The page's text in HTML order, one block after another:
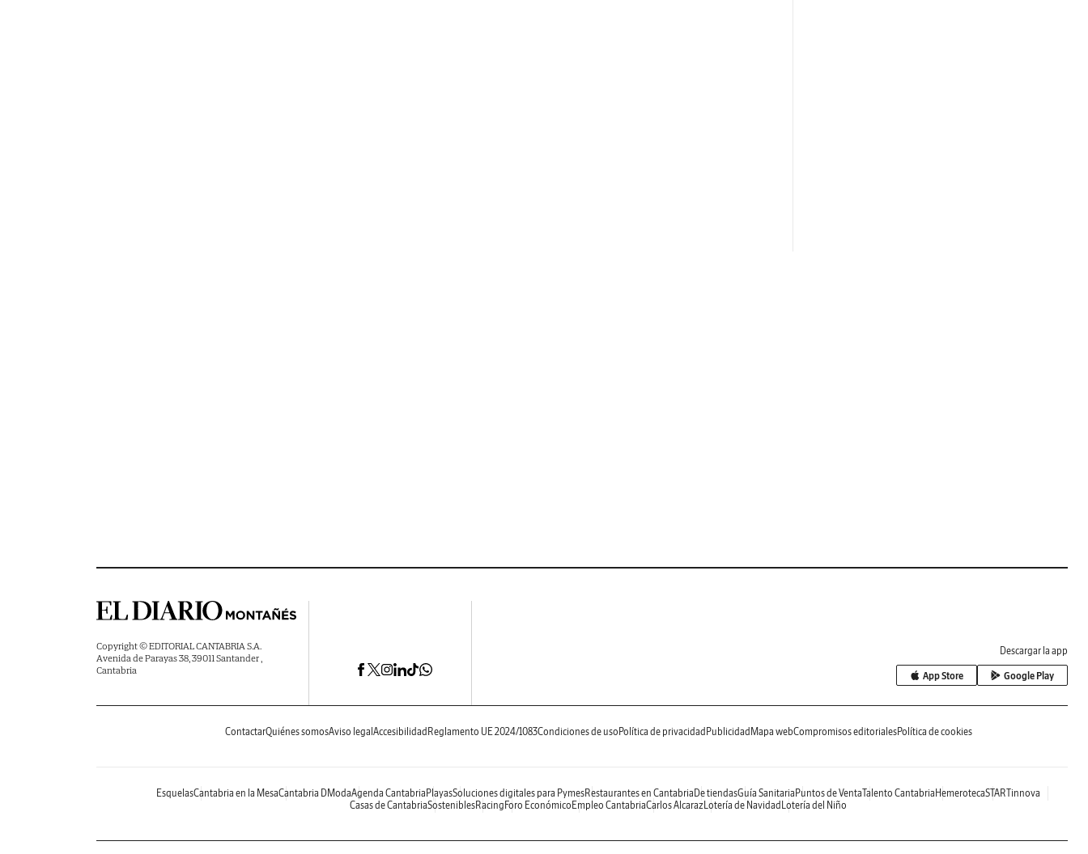
Copyright © EDITORIAL CANTABRIA S.A.
Avenida de Parayas 38, 39011 Santander ,
Cantabria
Descargar la app
App Store Google Play
ContactarQuiénes somosAviso legal Accesibilidad Reglamento UE 2024/1083Condiciones de uso Política de privacidad Publicidad Mapa webCompromisos editorialesPolítica de cookies
EsquelasCantabria en la MesaCantabria DModaAgenda Cantabria PlayasSoluciones digitales para PymesRestaurantes en Cantabria De tiendasGuía Sanitaria Puntos de VentaTalento Cantabria HemerotecaSTARTinnova
Casas de CantabriaSosteniblesRacing Foro Económico Empleo CantabriaCarlos AlcarazLotería de Navidad Lotería del Niño